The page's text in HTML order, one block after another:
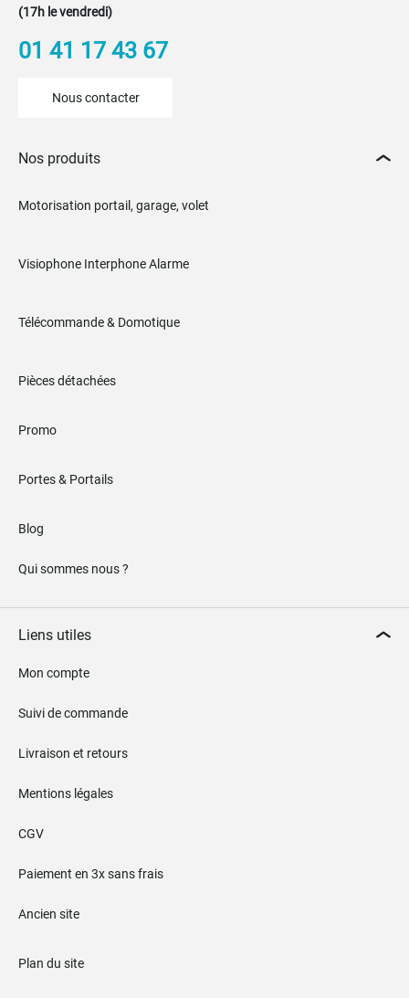
(17h le vendredi)
01 41 17 43 67
Nous contacter
Nos produits
Motorisation portail, garage, volet
Visiophone Interphone Alarme
Télécommande & Domotique
Pièces détachées
Promo
Portes & Portails
Blog
Qui sommes nous ?
Liens utiles
Mon compte
Suivi de commande
Livraison et retours
Mentions légales
CGV
Paiement en 3x sans frais
Ancien site
Plan du site